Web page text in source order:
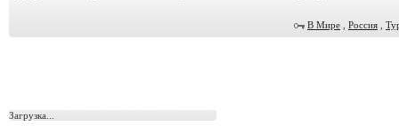
В Мире Россия
Загрузка...